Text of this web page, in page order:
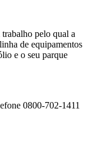
trabalho pelo qual a
de equipamentos
e o seu parque
0800-702-1411